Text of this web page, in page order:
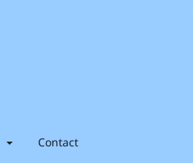
Contact